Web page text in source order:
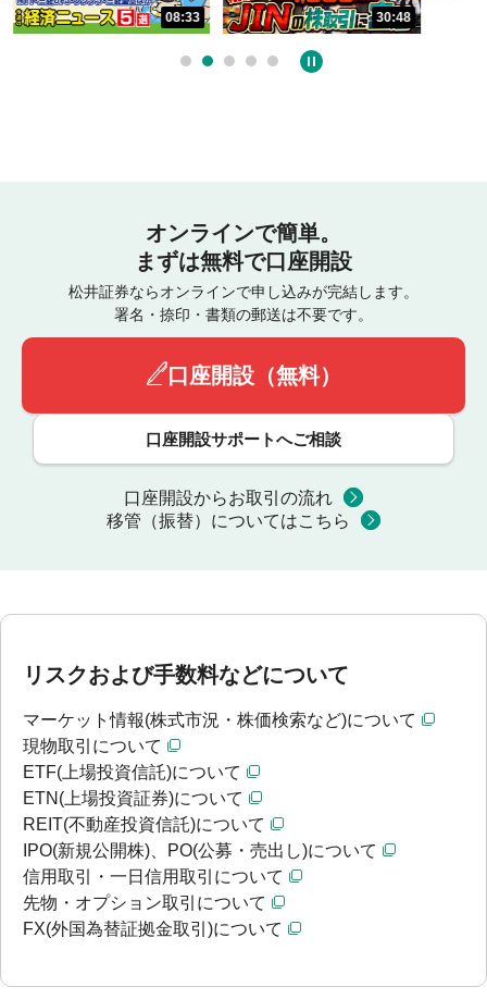
08:33 30:48
オンラインで簡単。
まずは無料で口座開設
松井証券ならオンラインで申し込みが完結します。
署名・捺印・書類の郵送は不要です。
口座開設（無料）
口座開設サポートへご相談
口座開設からお取引の流れ
移管（振替）についてはこちら
リスクおよび手数料などについて
マーケット情報(株式市況・株価検索など)について
現物取引について
ETF(上場投資信託)について
ETN(上場投資証券)について
REIT(不動産投資信託)について
IPO(新規公開株)、PO(公募・売出し)について
信用取引・一日信用取引について
先物・オプション取引について
FX(外国為替証拠金取引)について